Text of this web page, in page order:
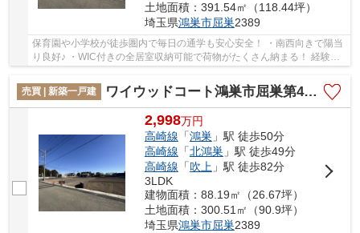
土地面積：391.54㎡（118.44坪）
埼玉県鴻巣市屈巣2389
保育園や小学校が徒歩圏内で毎日の通学も安心安全！ ・南西向きで陽当
り良好♪ ・WIC付きの全居室収納可能で荷物がたくさん納まる！ 経験豊
売買 | 新築一戸建
ワイウッドコート鴻巣市屈巣第4期 新築戸建 全4棟 3号地
2,998万円
高崎線 「鴻巣 」駅 徒歩50分
高崎線 「北鴻巣 」駅 徒歩49分
高崎線 「吹上 」駅 徒歩82分
3LDK
建物面積：88.19㎡（26.67坪）
土地面積：300.51㎡（90.9坪）
埼玉県鴻巣市屈巣2389